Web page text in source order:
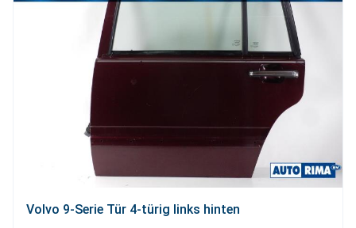
Volvo 9-Serie Tür 4-türig links hinten